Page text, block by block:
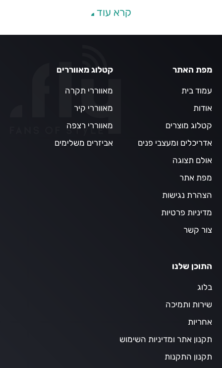
קרא עוד
מפת האתר
עמוד בית
אודות
קטלוג מוצרים
אדריכלים ומעצבי פנים
אולם תצוגה
מפת אתר
הצהרת נגישות
מדיניות פרטיות
צור קשר
קטלוג מאווררים
מאווררי תקרה
מאווררי קיר
מאווררי רצפה
אביזרים משלימים
התוכן שלנו
בלוג
שירות ותמיכה
אחריות
תקנון אתר ומדיניות השימוש
תקנון התקנות